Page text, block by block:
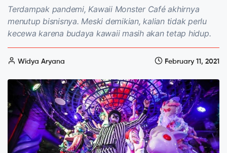
Terdampak pandemi, Kawaii Monster Café akhirnya
menutup bisnisnya. Meski demikian, kalian tidak perlu
kecewa karena budaya kawaii masih akan tetap hidup.
Widya Aryana February 11, 2021